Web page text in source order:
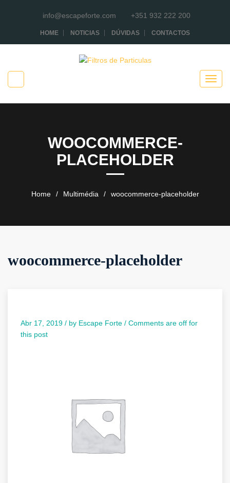
info@escapeforte.com +351 932 222 200
HOME NOTICIAS DÚVIDAS CONTACTOS
WOOCOMMERCE-
PLACEHOLDER
Home / Multimédia / woocommerce-placeholder
woocommerce-placeholder
Abr 17, 2019 / by Escape Forte / Comments are off for
this post